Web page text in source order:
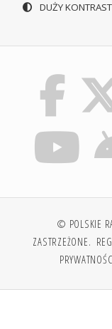
DUŻY KONTRAST
© POLSKIE
ZASTRZEŻONE.